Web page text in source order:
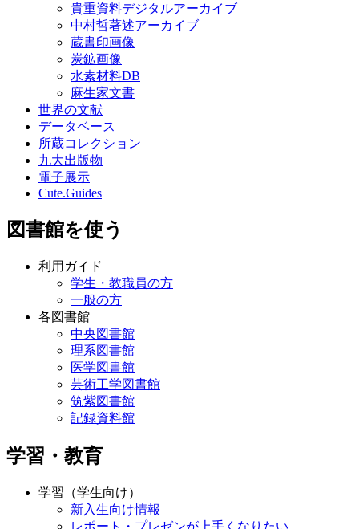
貴重資料デジタルアーカイブ
中村哲著述アーカイブ
蔵書印画像
炭鉱画像
水素材料DB
麻生家文書
世界の文献
データベース
所蔵コレクション
九大出版物
電子展示
Cute.Guides
図書館を使う
利用ガイド
学生・教職員の方
一般の方
各図書館
中央図書館
理系図書館
医学図書館
芸術工学図書館
筑紫図書館
記録資料館
学習・教育
学習（学生向け）
新入生向け情報
レポート・プレゼンが上手くなりたい